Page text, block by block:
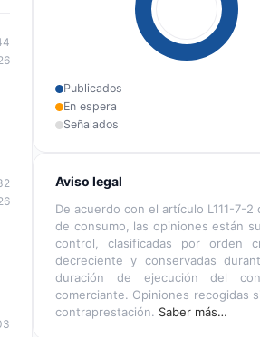
Publicados
En espera
Señalados
Aviso legal
De acuerdo con el artículo L111-7-2
de consumo, las opiniones están
control, clasificadas por orden
decreciente y conservadas
duración de ejecución del
comerciante. Opiniones recogidas
contraprestación. Saber más…